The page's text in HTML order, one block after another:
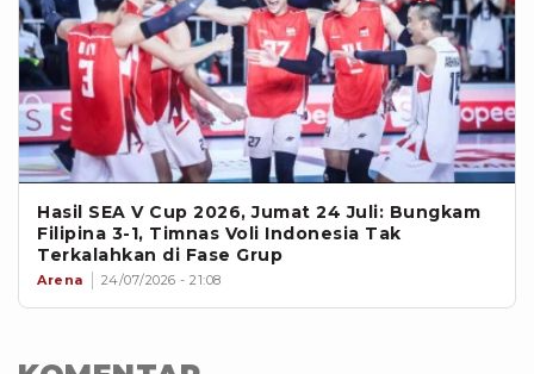
Hasil SEA V Cup 2026, Jumat 24 Juli: Bungkam
Filipina 3-1, Timnas Voli Indonesia Tak
Terkalahkan di Fase Grup
Arena 24/07/2026 - 21:08